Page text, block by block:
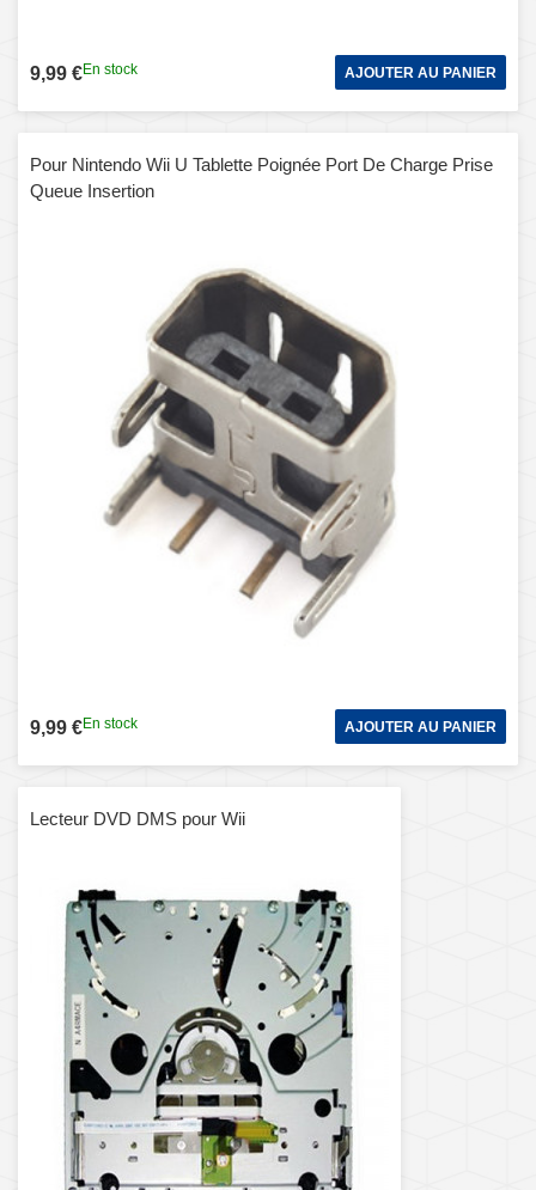
9,99 €En stock AJOUTER AU PANIER
Pour Nintendo Wii U Tablette Poignée Port De Charge Prise
Queue Insertion
9,99 €En stock AJOUTER AU PANIER
Lecteur DVD DMS pour Wii